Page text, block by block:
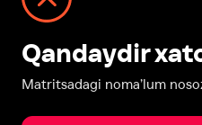
Qandaydir
Matritsadagi noma’lum